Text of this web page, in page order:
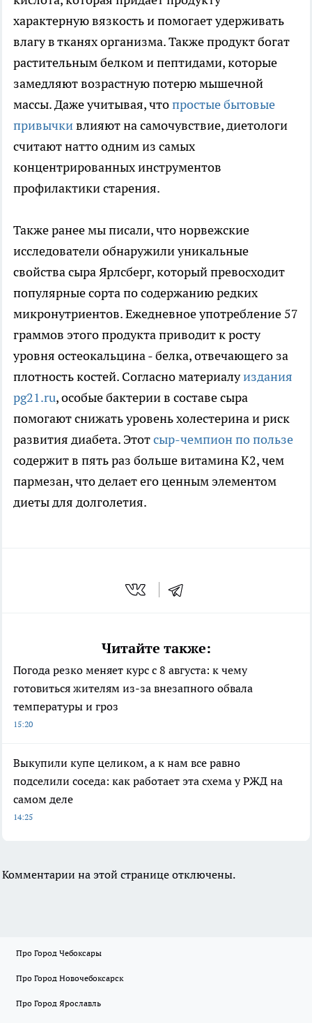
характерную вязкость и помогает удерживать
влагу в тканях организма. Также продукт богат
растительным белком и пептидами, которые
замедляют возрастную потерю мышечной
массы. Даже учитывая, чтопростые бытовые
привычкивлияют на самочувствие, диетологи
считают натто одним из самых
концентрированных инструментов
профилактики старения.
Также ранее мы писали, что норвежские
исследователи обнаружили уникальные
свойства сыра Ярлсберг, который превосходит
популярные сорта по содержанию редких
микронутриентов. Ежедневное употребление 57
граммов этого продукта приводит к росту
уровня остеокальцина - белка, отвечающего за
плотность костей. Согласно материалуиздания
pg21.ru, особые бактерии в составе сыра
помогают снижать уровень холестерина и риск
развития диабета. Этотсыр-чемпион по пользе
содержит в пять раз больше витамина К2, чем
пармезан, что делает его ценным элементом
диеты для долголетия.
Читайте также:
Погода резко меняет курс с 8 августа: к чему
готовиться жителям из-за внезапного обвала
температуры и гроз
15:20
Выкупили купе целиком, а к нам все равно
подселили соседа: как работает эта схема у РЖД на
самом деле
14:25
Комментарии на этой странице отключены.
Про Город Чебоксары
Про Город Новочебоксарск
Про Город Ярославль